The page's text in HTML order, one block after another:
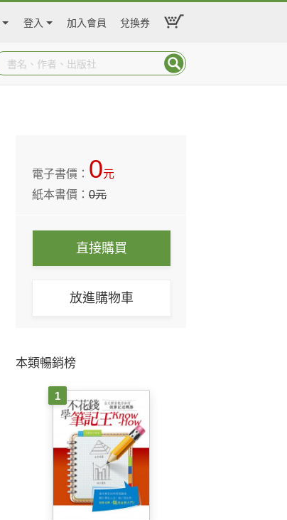
登入 加入會員 兌換券
電子書價： 0元
紙本書價：0元
直接購買
放進購物車
本類暢銷榜
1